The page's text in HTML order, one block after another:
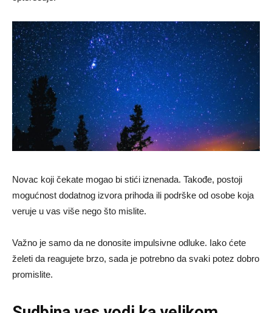
Novac koji čekate mogao bi stići iznenada. Takođe, postoji
mogućnost dodatnog izvora prihoda ili podrške od osobe koja
veruje u vas više nego što mislite.
Važno je samo da ne donosite impulsivne odluke. Iako ćete
želeti da reagujete brzo, sada je potrebno da svaki potez dobro
promislite.